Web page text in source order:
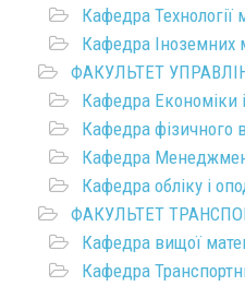
Кафедра Технології
Кафедра Іноземних
ФАКУЛЬТЕТ
Кафедра Економіки
Кафедра фізичного
Кафедра
Кафедра обліку і
ФАКУЛЬТЕТ
Кафедра вищої
Кафедра